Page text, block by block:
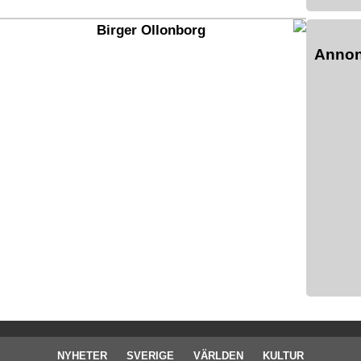
Birger Ollonborg
NYHETER SVERIGE VÄRLDEN KULTUR